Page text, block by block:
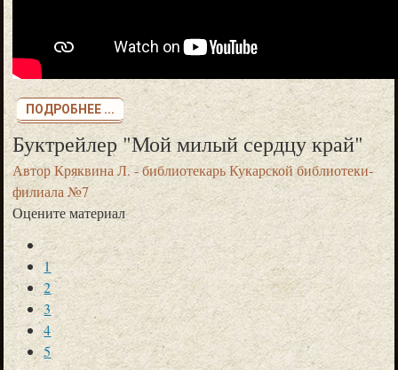
ПОДРОБНЕЕ ...
Буктрейлер "Мой милый сердцу край"
АвторКряквина Л. - библиотекарь Кукарской библиотеки-
филиала №7
Оцените материал
1
2
3
4
5